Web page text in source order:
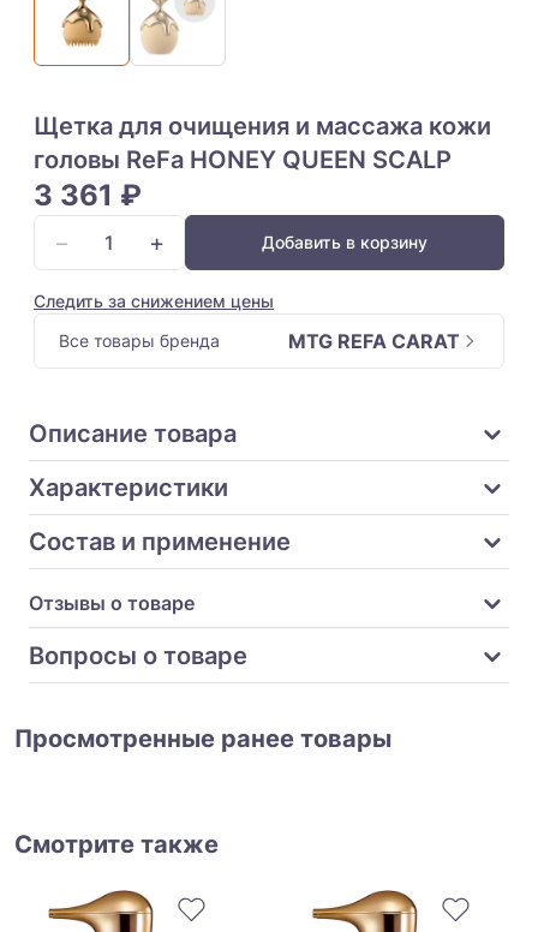
Щетка для очищения и массажа кожи
головы ReFa HONEY QUEEN SCALP
3 361 ₽
− + Добавить в корзину
Следить за снижением цены
Все товары бренда
MTG REFA CARAT
Описание товара
Характеристики
Состав и применение
Отзывы о товаре
Вопросы о товаре
Просмотренные ранее товары
Смотрите также